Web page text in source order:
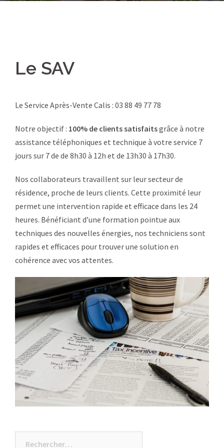
Le SAV
Le Service Après-Vente Calis : 03 88 49 77 78
Notre objectif : 100% de clients satisfaitsgrâce à notre
assistance téléphoniques et technique à votre service 7
jours sur 7 de de 8h30 à 12h et de 13h30 à 17h30.
Nos collaborateurs travaillent sur leur secteur de
résidence, proche de leurs clients. Cette proximité leur
permet une intervention rapide et efficace dans les 24
heures. Bénéficiant d’une formation pointue aux
techniques des nouvelles énergies, nos techniciens sont
rapides et efficaces pour trouver une solution en
cohérence avec vos attentes.